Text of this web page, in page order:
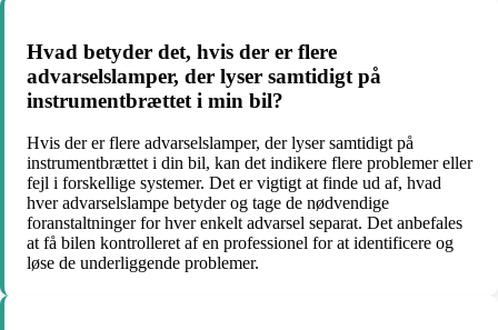
Hvad betyder det, hvis der er flere
advarselslamper, der lyser samtidigt på
instrumentbrættet i min bil?
Hvis der er flere advarselslamper, der lyser samtidigt på
instrumentbrættet i din bil, kan det indikere flere problemer eller
fejl i forskellige systemer. Det er vigtigt at finde ud af, hvad
hver advarselslampe betyder og tage de nødvendige
foranstaltninger for hver enkelt advarsel separat. Det anbefales
at få bilen kontrolleret af en professionel for at identificere og
løse de underliggende problemer.